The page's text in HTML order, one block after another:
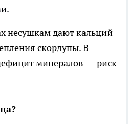
несушкам дают кальций
скорлупы. В
минералов — риск